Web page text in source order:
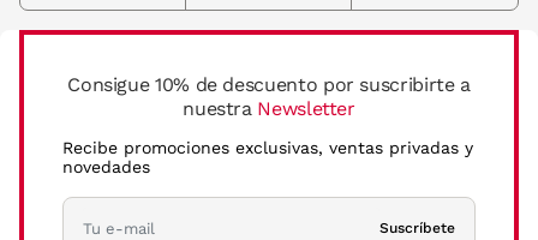
Consigue 10% de descuento por suscribirte a
nuestra Newsletter
Recibe promociones exclusivas, ventas privadas y
novedades
Suscríbete